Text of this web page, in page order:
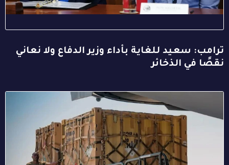
ترامب: سعيد للغاية بأداء وزير الدفاع ولا نعاني
نقصًا في الذخائر